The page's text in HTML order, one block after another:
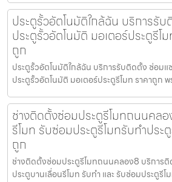
ประตูรั้วอัตโนมัติใกล้ฉัน บริการรับ
ประตูรั้วอัตโนมัติ มอเตอร์ประตูรีโ
ถูก
ประตูรั้วอัตโนมัติใกล้ฉัน บริการรับติดตั้ง ซ่อมแ
ประตูรั้วอัตโนมัติ มอเตอร์ประตูรีโมท ราคาถูก พ
ช่างติดตั้งซ่อมประตูรีโมทถนนคล
รีโมท รับซ่อมประตูรีโมทรับทำประ
ถูก
ช่างติดตั้งซ่อมประตูรีโมทถนนคลอง8 บริการติ
ประตูบานเลื่อนรีโมท รับทำ และ รับซ่อมประตูรีโ